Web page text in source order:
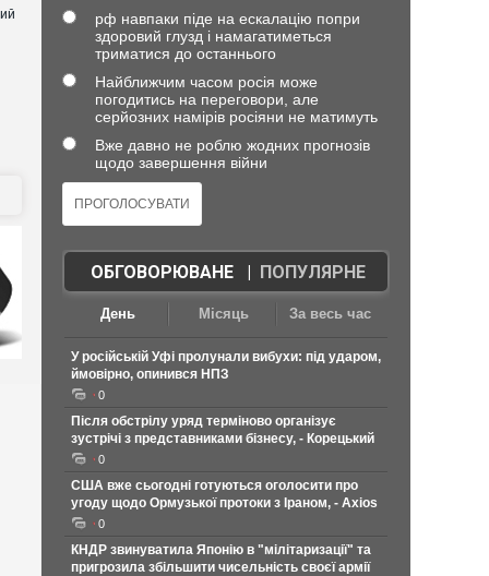
рф навпаки піде на ескалацію попри
здоровий глузд і намагатиметься
триматися до останнього
Найближчим часом росія може
погодитись на переговори, але
серйозних намірів росіяни не матимуть
Вже давно не роблю жодних прогнозів
щодо завершення війни
ОБГОВОРЮВАНЕ| ПОПУЛЯРНЕ
День Місяць За весь час
У російській Уфі пролунали вибухи: під ударом,
ймовірно, опинився НПЗ
0
Після обстрілу уряд терміново організує
зустрічі з представниками бізнесу, - Корецький
0
США вже сьогодні готуються оголосити про
угоду щодо Ормузької протоки з Іраном, - Axios
0
КНДР звинуватила Японію в "мілітаризації" та
пригрозила збільшити чисельність своєї армії